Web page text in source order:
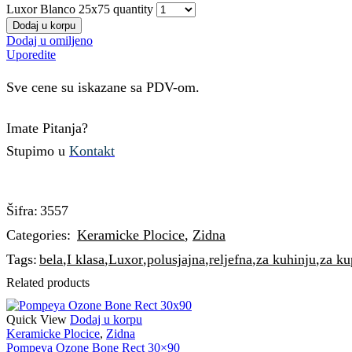
Luxor Blanco 25x75 quantity
Dodaj u korpu
Dodaj u omiljeno
Uporedite
Sve cene su iskazane sa PDV-om.
Imate Pitanja?
Stupimo u Kontakt
Šifra: 3557
Categories: Keramicke Plocice, Zidna
Tags: bela,I klasa,Luxor,polusjajna,reljefna,za kuhinju,za
Related products
Quick View Dodaj u korpu
Keramicke Plocice, Zidna
Pompeya Ozone Bone Rect 30×90